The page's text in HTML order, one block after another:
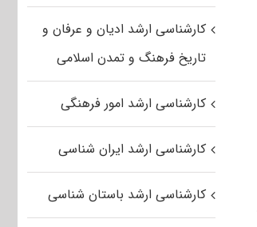
کارشناسی ارشد ادیان و عرفان و
تاریخ فرهنگ و تمدن اسلامی
کارشناسی ارشد امور فرهنگی
کارشناسی ارشد ایران شناسی
کارشناسی ارشد باستان شناسی